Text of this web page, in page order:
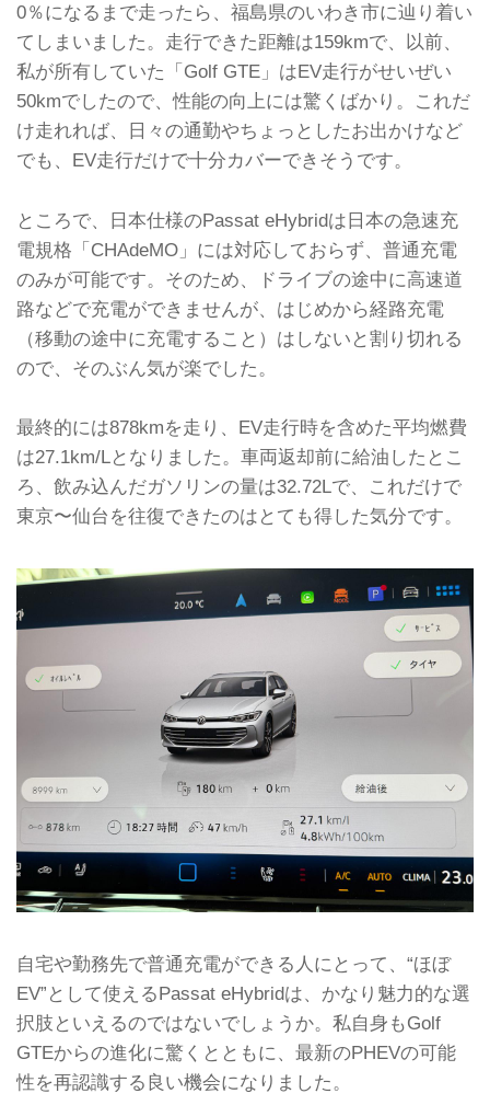
0％になるまで走ったら、福島県のいわき市に辿り着い
てしまいました。走行できた距離は159kmで、以前、
私が所有していた「Golf GTE」はEV走行がせいぜい
50kmでしたので、性能の向上には驚くばかり。これだ
け走れれば、日々の通勤やちょっとしたお出かけなど
でも、EV走行だけで十分カバーできそうです。
ところで、日本仕様のPassat eHybridは日本の急速充
電規格「CHAdeMO」には対応しておらず、普通充電
のみが可能です。そのため、ドライブの途中に高速道
路などで充電ができませんが、はじめから経路充電
（移動の途中に充電すること）はしないと割り切れる
ので、そのぶん気が楽でした。
最終的には878kmを走り、EV走行時を含めた平均燃費
は27.1km/Lとなりました。車両返却前に給油したとこ
ろ、飲み込んだガソリンの量は32.72Lで、これだけで
東京〜仙台を往復できたのはとても得した気分です。
自宅や勤務先で普通充電ができる人にとって、“ほぼ
EV”として使えるPassat eHybridは、かなり魅力的な選
択肢といえるのではないでしょうか。私自身もGolf
GTEからの進化に驚くとともに、最新のPHEVの可能
性を再認識する良い機会になりました。